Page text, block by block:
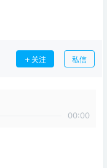
关注 私信
00:00